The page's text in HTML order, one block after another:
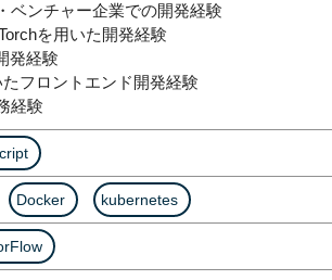
ベンチャー企業での開発経験
を用いた開発経験
発経験
たフロントエンド開発経験
経験
Docker kubernetes